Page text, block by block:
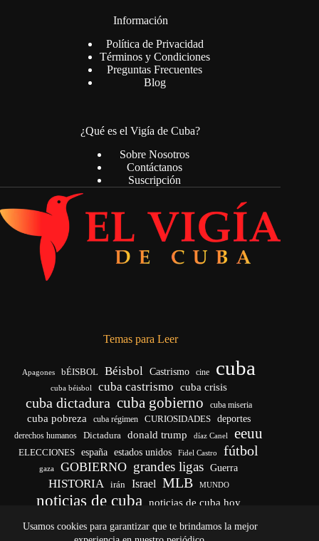
Usamos cookies para garantizar que te brindamos la mejor
Información
Política de Privacidad
Términos y Condiciones
Preguntas Frecuentes
Blog
¿Qué es el Vigía de Cuba?
Sobre Nosotros
Contáctanos
Suscripción
Temas para Leer
Apagones bÉISBOL Béisbol Castrismo cine cuba
cuba béisbol cuba castrismo cuba crisis
cuba dictadura cuba gobierno cuba miseria
cuba pobreza cuba régimen CURIOSIDADES deportes
derechos humanos Dictadura donald trump díaz Canel eeuu
ELECCIONES españa estados unidos Fidel Castro fútbol
gaza GOBIERNO grandes ligas Guerra
HISTORIA irán Israel MLB MUNDO
noticias de cuba
noticias de cuba hoy
vida yankees